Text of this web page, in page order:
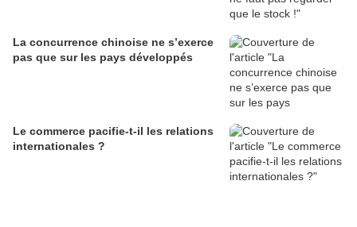
La concurrence chinoise ne s’exerce
pas que sur les pays développés
Le commerce pacifie-t-il les relations
internationales ?